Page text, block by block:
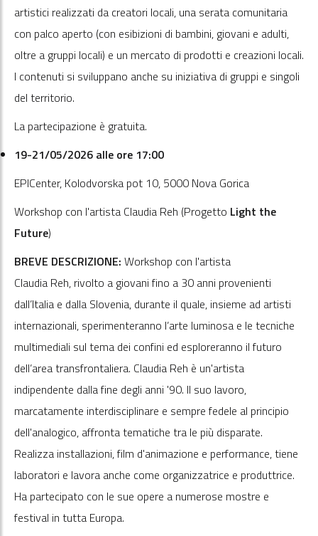
artistici realizzati da creatori locali, una serata comunitaria
con palco aperto (con esibizioni di bambini, giovani e adulti,
oltre a gruppi locali) e un mercato di prodotti e creazioni locali.
I contenuti si sviluppano anche su iniziativa di gruppi e singoli
del territorio.
La partecipazione è gratuita.
19-21/05/2026 alle ore 17:00
EPICenter, Kolodvorska pot 10, 5000 Nova Gorica
Workshop con l'artista Claudia Reh (Progetto Light the
Future)
BREVE DESCRIZIONE: Workshop con l'artista
Claudia Reh, rivolto a giovani fino a 30 anni provenienti
dall’Italia e dalla Slovenia, durante il quale, insieme ad artisti
internazionali, sperimenteranno l’arte luminosa e le tecniche
multimediali sul tema dei confini ed esploreranno il futuro
dell’area transfrontaliera. Claudia Reh è un'artista
indipendente dalla fine degli anni '90. Il suo lavoro,
marcatamente interdisciplinare e sempre fedele al principio
dell'analogico, affronta tematiche tra le più disparate.
Realizza installazioni, film d'animazione e performance, tiene
laboratori e lavora anche come organizzatrice e produttrice.
Ha partecipato con le sue opere a numerose mostre e
festival in tutta Europa.